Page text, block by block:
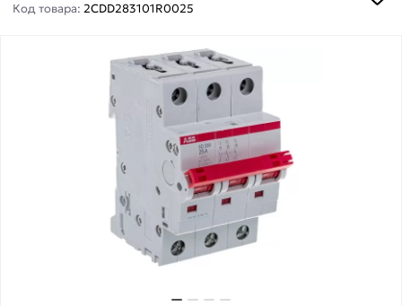
Код товара:2CDD283101R0025